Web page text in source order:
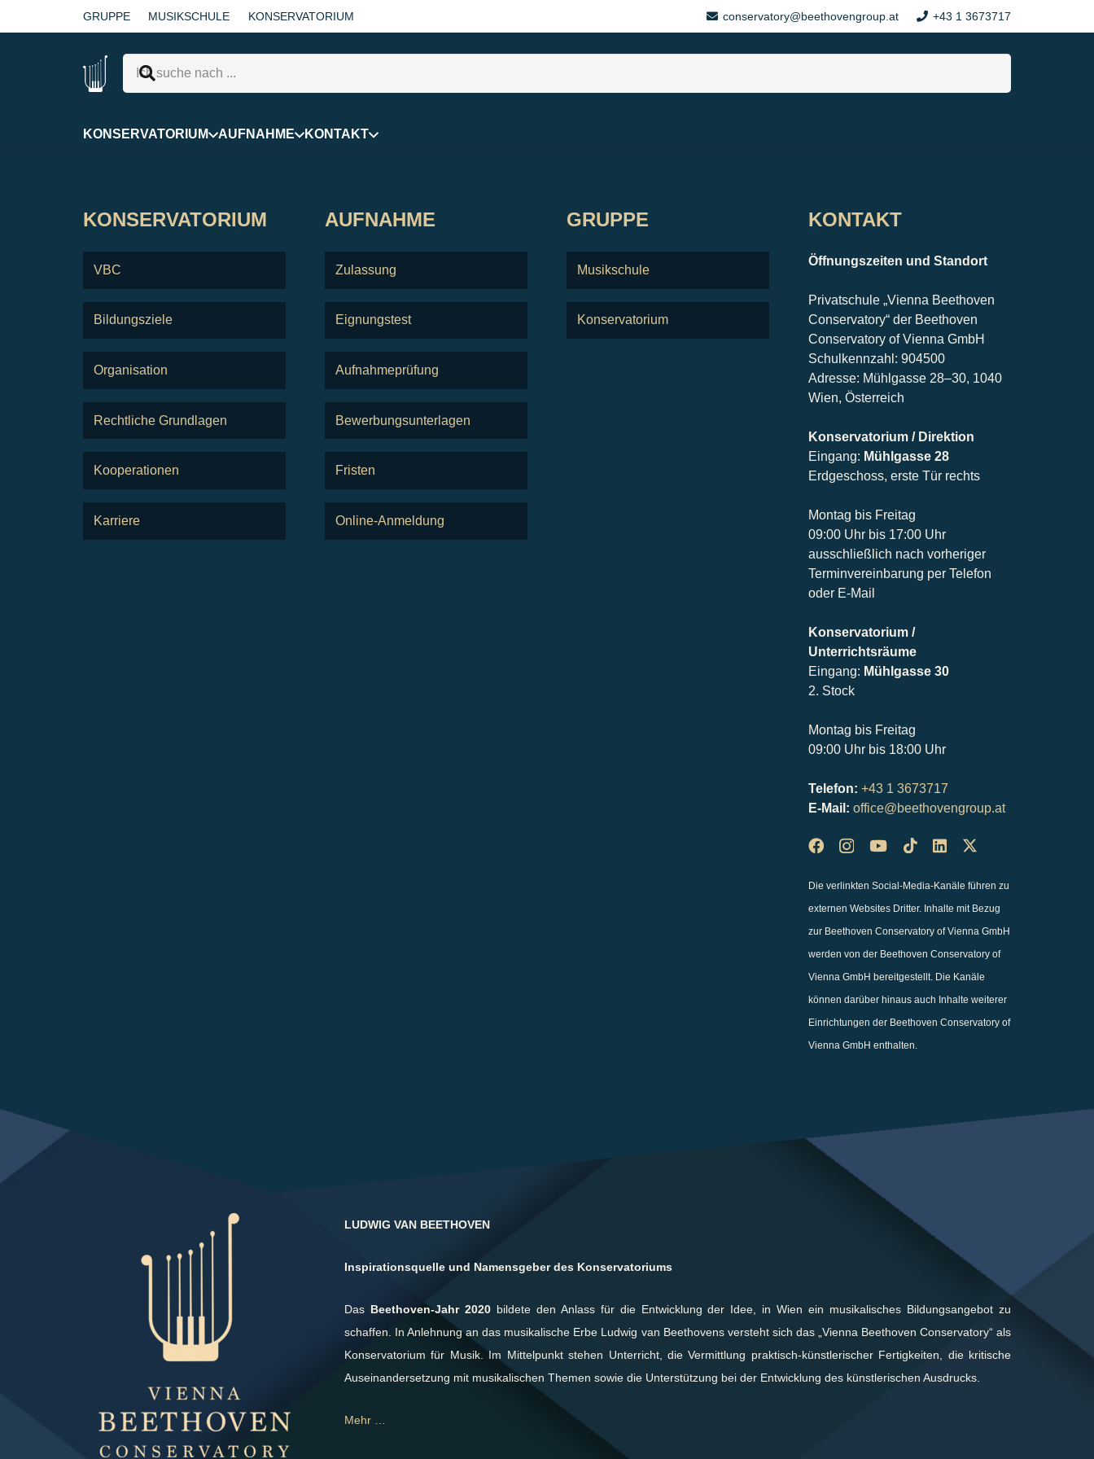
GRUPPE MUSIKSCHULE KONSERVATORIUM conservatory@beethovengroup.at +43 1 3673717
KONSERVATORIUM AUFNAHME KONTAKT
KONSERVATORIUM
VBC
Bildungsziele
Organisation
Rechtliche Grundlagen
Kooperationen
Karriere
AUFNAHME
Zulassung
Eignungstest
Aufnahmeprüfung
Bewerbungsunterlagen
Fristen
Online-Anmeldung
GRUPPE
Musikschule
Konservatorium
KONTAKT
Öffnungszeiten und Standort
Privatschule „Vienna Beethoven
Conservatory“ der Beethoven
Conservatory of Vienna GmbH
Schulkennzahl: 904500
Adresse: Mühlgasse 28–30, 1040
Wien, Österreich
Konservatorium / Direktion
Eingang: Mühlgasse 28
Erdgeschoss, erste Tür rechts
Montag bis Freitag
09:00 Uhr bis 17:00 Uhr
ausschließlich nach vorheriger
Terminvereinbarung per Telefon
oder E-Mail
Konservatorium /
Unterrichtsräume
Eingang: Mühlgasse 30
2. Stock
Montag bis Freitag
09:00 Uhr bis 18:00 Uhr
Telefon: +43 1 3673717
E-Mail: office@beethovengroup.at
Die verlinkten Social-Media-Kanäle führen zu
externen Websites Dritter. Inhalte mit Bezug
zur Beethoven Conservatory of Vienna GmbH
werden von der Beethoven Conservatory of
Vienna GmbH bereitgestellt. Die Kanäle
können darüber hinaus auch Inhalte weiterer
Einrichtungen der Beethoven Conservatory of
Vienna GmbH enthalten.
LUDWIG VAN BEETHOVEN
Inspirationsquelle und Namensgeber des Konservatoriums
Das Beethoven-Jahr 2020bildete den Anlass für die Entwicklung der Idee, in Wien ein musikalisches Bildungsangebot zu
schaffen. In Anlehnung an das musikalische Erbe Ludwig van Beethovens versteht sich das „Vienna Beethoven Conservatory“ als
Konservatorium für Musik. Im Mittelpunkt stehen Unterricht, die Vermittlung praktisch-künstlerischer Fertigkeiten, die kritische
Auseinandersetzung mit musikalischen Themen sowie die Unterstützung bei der Entwicklung des künstlerischen Ausdrucks.
Mehr …